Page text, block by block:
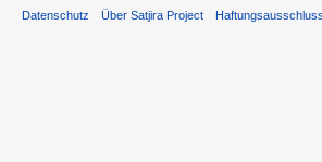
Datenschutz Über Satjira Project